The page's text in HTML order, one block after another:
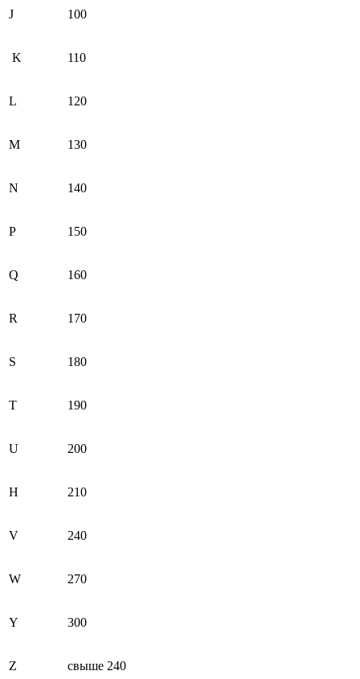
J 100
K 110
L 120
M 130
N 140
P 150
Q 160
R 170
S 180
T 190
U 200
H 210
V 240
W 270
Y 300
Z свыше 240